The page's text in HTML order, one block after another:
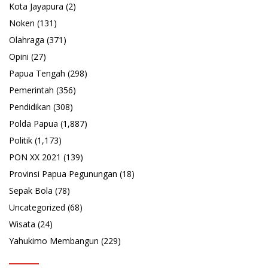
Kota Jayapura (2)
Noken (131)
Olahraga (371)
Opini (27)
Papua Tengah (298)
Pemerintah (356)
Pendidikan (308)
Polda Papua (1,887)
Politik (1,173)
PON XX 2021 (139)
Provinsi Papua Pegunungan (18)
Sepak Bola (78)
Uncategorized (68)
Wisata (24)
Yahukimo Membangun (229)